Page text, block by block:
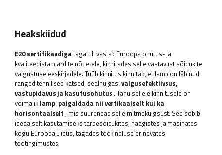
Heakskiidud
E20 sertifikaadigatagatuli vastab Euroopa ohutus- ja
kvaliteedistandardite nõuetele, kinnitades selle vastavust sõidukite
valgustuse eeskirjadele. Tüübikinnitus kinnitab, et lamp on läbinud
ranged tehnilised katsed, sealhulgas: valgusefektiivsus,
vastupidavus ja kasutusohutus . Tänu sellele kinnitusele on
võimalik lampi paigaldada nii vertikaalselt kui ka
horisontaalselt , mis suurendab selle mitmekülgsust. See sobib
ideaalselt kasutamiseks tarbesõidukites, haagistes ja masinates
kogu Euroopa Liidus, tagades töökindluse erinevates
töötingimustes.